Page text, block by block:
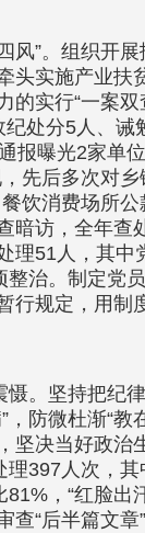
风”。组织开
头实施产业扶
的实行“一案双
处分5人、诫
报曝光2家单
先后多次对乡
饮消费场所
暗访，全年查
理51人，其中
整治。制定党
行规定，用制
慑。坚持把纪
，防微杜渐“教
坚决当好政治
理397人次，
，“红脸出
查“后半篇文章